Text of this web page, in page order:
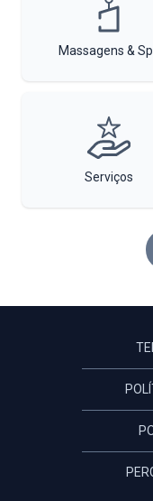
Massagens &
Serviços